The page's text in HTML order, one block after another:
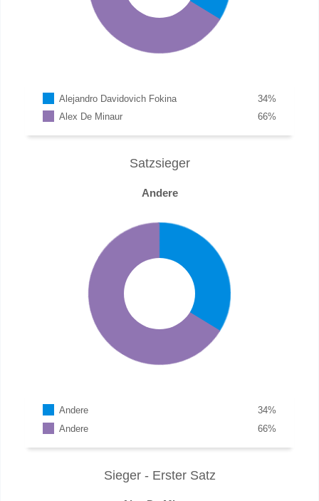
Alejandro Davidovich Fokina %
34
Alex De Minaur
%
66
Satzsieger
Andere
Andere %
34
Andere
%
66
Sieger - Erster Satz